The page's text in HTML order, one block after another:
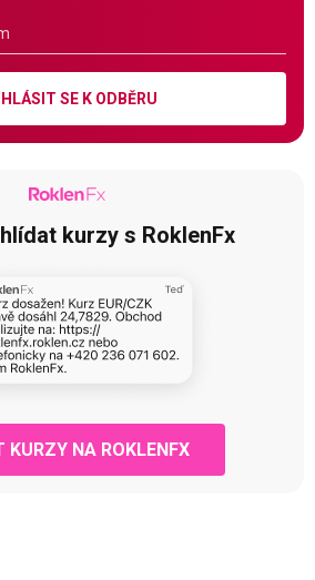
SE K ODBĚRU
kurzy s RoklenFx
KURZY NA ROKLENFX